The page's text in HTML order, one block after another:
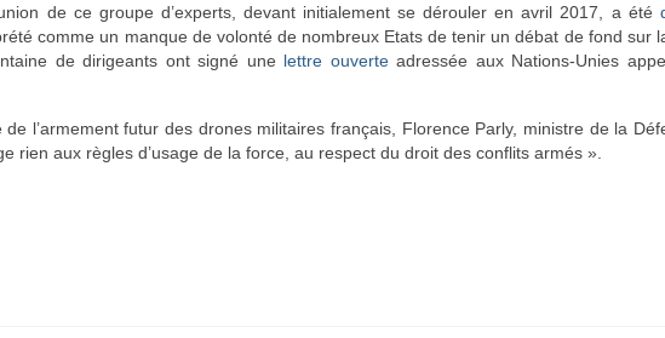
de ce groupe d’experts, devant initialement se dérouler en avril 2017, a été
comme un manque de volonté de nombreux Etats de tenir un débat de fond sur
de dirigeants ont signé une lettre ouverteadressée aux Nations-Unies
l’armement futur des drones militaires français, Florence Parly, ministre de la
rien aux règles d’usage de la force, au respect du droit des conflits armés ».